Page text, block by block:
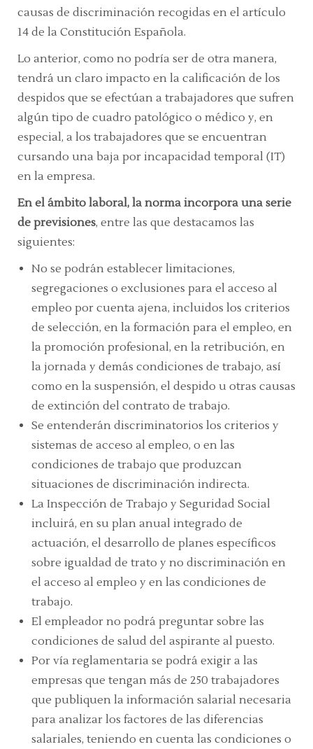
causas de discriminación recogidas en el artículo
14 de la Constitución Española.
Lo anterior, como no podría ser de otra manera,
tendrá un claro impacto en la calificación de los
despidos que se efectúan a trabajadores que sufren
algún tipo de cuadro patológico o médico y, en
especial, a los trabajadores que se encuentran
cursando una baja por incapacidad temporal (IT)
en la empresa.
En el ámbito laboral, la norma incorpora una serie
de previsiones, entre las que destacamos las
siguientes:
No se podrán establecer limitaciones,
segregaciones o exclusiones para el acceso al
empleo por cuenta ajena, incluidos los criterios
de selección, en la formación para el empleo, en
la promoción profesional, en la retribución, en
la jornada y demás condiciones de trabajo, así
como en la suspensión, el despido u otras causas
de extinción del contrato de trabajo.
Se entenderán discriminatorios los criterios y
sistemas de acceso al empleo, o en las
condiciones de trabajo que produzcan
situaciones de discriminación indirecta.
La Inspección de Trabajo y Seguridad Social
incluirá, en su plan anual integrado de
actuación, el desarrollo de planes específicos
sobre igualdad de trato y no discriminación en
el acceso al empleo y en las condiciones de
trabajo.
El empleador no podrá preguntar sobre las
condiciones de salud del aspirante al puesto.
Por vía reglamentaria se podrá exigir a las
empresas que tengan más de 250 trabajadores
que publiquen la información salarial necesaria
para analizar los factores de las diferencias
salariales, teniendo en cuenta las condiciones o